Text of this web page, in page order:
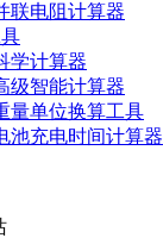
联电阻计算器
学计算器
级智能计算器
量单位换算工具
池充电时间计算器